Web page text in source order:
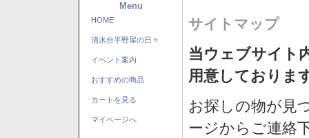
Menu
HOME
清水台平野屋の日々
イベント案内
おすすめの商品
カートを見る
マイページへ
サイトマップ
当ウェブサイト
用意しておりま
お探しの物が見
ージからご連絡